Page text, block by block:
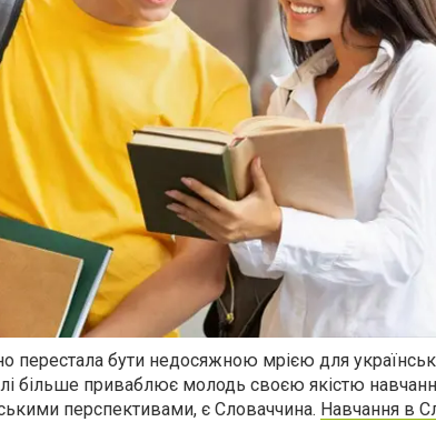
перестала бути недосяжною мрією для
більше приваблює молодь своєю якістю
перспективами, є Словаччина. Навчання в